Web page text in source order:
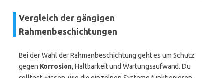
Vergleich der gängigen
Rahmenbeschichtungen
Bei der Wahl der Rah­men­be­schich­tung geht es um Schutz
gegen Korrosion, Haltbarkeit und Wartungsaufwand. Du